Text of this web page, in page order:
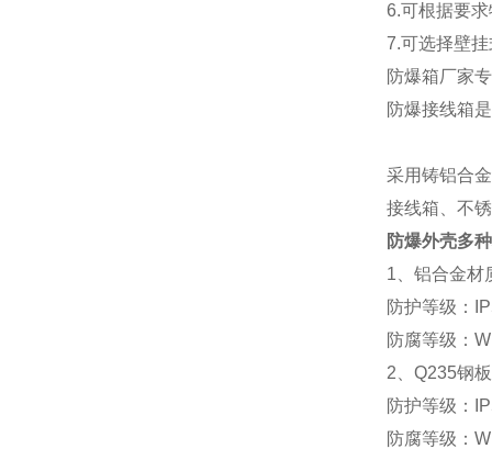
6.可根据要
7.可选择壁
防爆箱厂家
防爆接线箱
采用铸铝合
接线箱、不
防爆外壳多
1 、铝合金
防护等级：
防腐等级：
2 、Q235钢
防护等级：
防腐等级：